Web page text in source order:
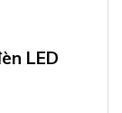
LED